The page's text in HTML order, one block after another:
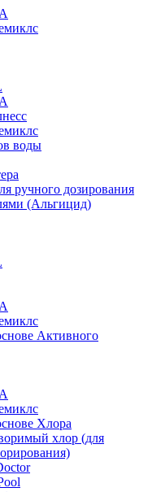
воды
ручного дозирования
(Альгицид)
Активного
Хлора
хлор (для